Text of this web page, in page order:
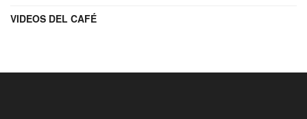
VIDEOS DEL CAFÉ